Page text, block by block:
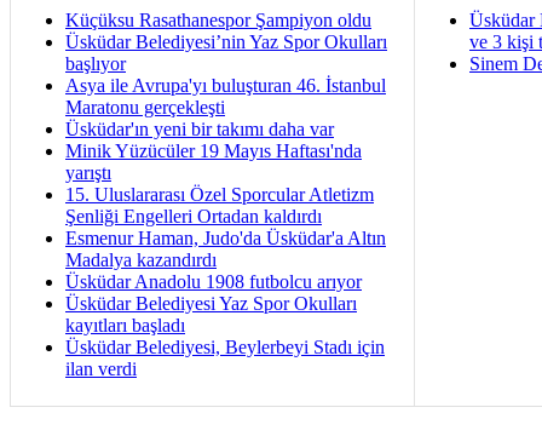
Küçüksu Rasathanespor Şampiyon oldu
Üsküdar Belediyesi’nin Yaz Spor Okulları
başlıyor
Asya ile Avrupa'yı buluşturan 46. İstanbul
Maratonu gerçekleşti
Üsküdar'ın yeni bir takımı daha var
Minik Yüzücüler 19 Mayıs Haftası'nda
yarıştı
15. Uluslararası Özel Sporcular Atletizm
Şenliği Engelleri Ortadan kaldırdı
Esmenur Haman, Judo'da Üsküdar'a Altın
Madalya kazandırdı
Üsküdar Anadolu 1908 futbolcu arıyor
Üsküdar Belediyesi Yaz Spor Okulları
kayıtları başladı
Üsküdar Belediyesi, Beylerbeyi Stadı için
ilan verdi
Üsküdar
ve 3 kişi
Sinem